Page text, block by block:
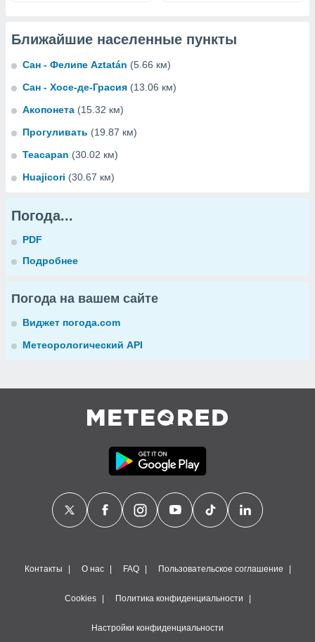
Ближайшие населенные пункты
Сан - Фелипе Aztatán (5.66 км)
Сан - Хосе-де-Грасия (13.06 км)
Акопонета (15.32 км)
Прогуливать (19.87 км)
Teacapan (30.02 км)
Huajicori (30.67 км)
Погода...
PDF
Подробнее
Погода на вашем сайте
Виджет погода.com
Метеорологический API
Контакты О нас FAQ Пользовательское соглашение
Cookies Политика конфиденциальности
Настройки конфиденциальности